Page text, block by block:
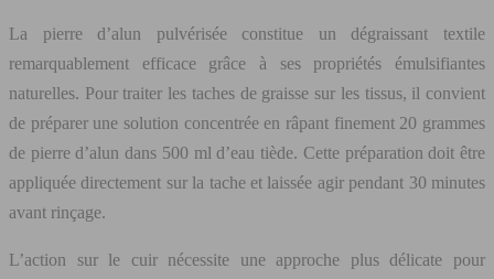
La pierre d’alun pulvérisée constitue un dégraissant textile
remarquablement efficace grâce à ses propriétés émulsifiantes
naturelles. Pour traiter les taches de graisse sur les tissus, il convient
de préparer une solution concentrée en râpant finement 20 grammes
de pierre d’alun dans 500 ml d’eau tiède. Cette préparation doit être
appliquée directement sur la tache et laissée agir pendant 30 minutes
avant rinçage.
L’action sur le cuir nécessite une approche plus délicate pour